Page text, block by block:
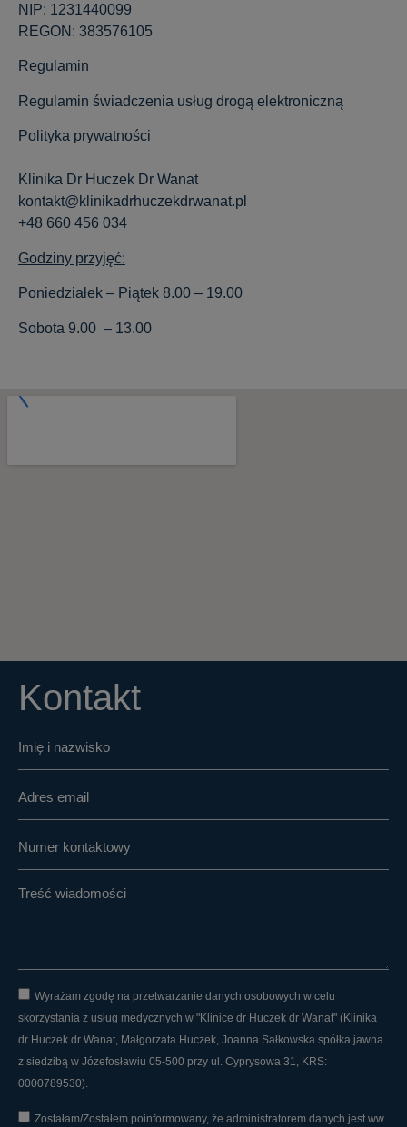
NIP: 1231440099
REGON: 383576105
Regulamin
Regulamin świadczenia usług drogą elektroniczną
Polityka prywatności
Klinika Dr Huczek Dr Wanat
kontakt@klinikadrhuczekdrwanat.pl
+48 660 456 034
Godziny przyjęć:
Poniedziałek – Piątek 8.00 – 19.00
Sobota 9.00 – 13.00
Kontakt
Wyrażam zgodę na przetwarzanie danych osobowych w celu
skorzystania z usług medycznych w "Klinice dr Huczek dr Wanat" (Klinika
dr Huczek dr Wanat, Małgorzata Huczek, Joanna Sałkowska spółka jawna
z siedzibą w Józefosławiu 05-500 przy ul. Cyprysowa 31, KRS:
0000789530).
Zostałam/Zostałem poinformowany, że administratorem danych jest ww.